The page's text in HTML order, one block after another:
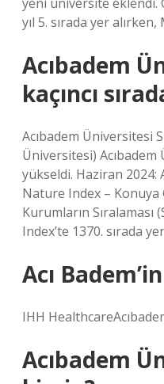
yıl 5. sırada yer
Acıbadem
kaçıncı
Acıbadem Üniversitesi
Üniversitesi) Acıbadem
yükseldi. Haziran 2024:
Nature Index – Konuya
Kurumların Sıralaması
Index’te 1370. sırada
Acı
IHH
Acıbadem